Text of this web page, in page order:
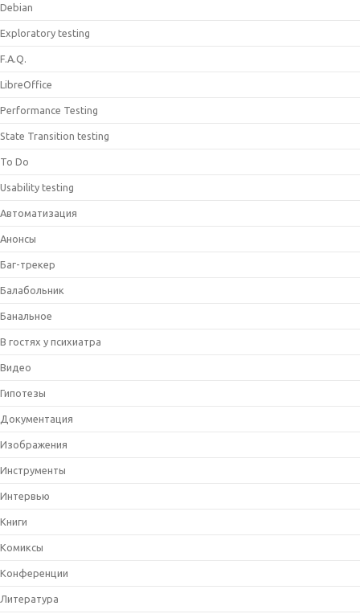
Debian
Exploratory testing
F.A.Q.
LibreOffice
Performance Testing
State Transition testing
To Do
Usability testing
Автоматизация
Анонсы
Баг-трекер
Балабольник
Банальное
В гостях у психиатра
Видео
Гипотезы
Документация
Изображения
Инструменты
Интервью
Книги
Комиксы
Конференции
Литература